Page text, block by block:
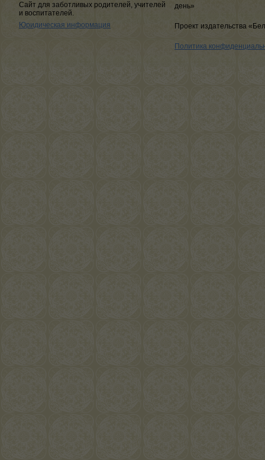
Сайт для заботливых родителей, учителей
и воспитателей.
Юридическая информация
день»
Проект издательства
Политика